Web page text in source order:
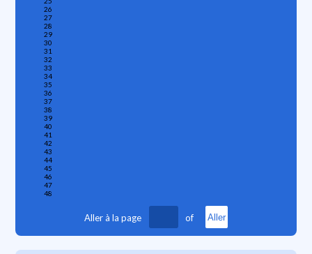
26
27
28
29
30
31
32
33
34
35
36
37
38
39
40
41
42
43
44
45
46
47
48
Aller à la page of Aller